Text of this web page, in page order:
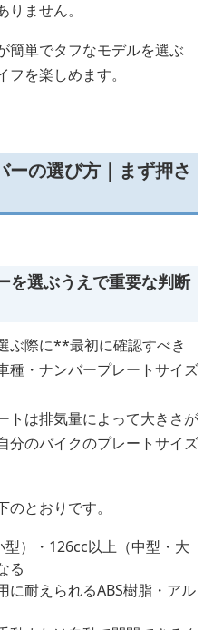
ません。
簡単でタフなモデルを選ぶ
を楽しめます。
ーの選び方｜まず押さ
を選ぶうえで重要な判断
ぶ際に**最初に確認すべき
種・ナンバープレートサイズ
トは排気量によって大きさが
分のバイクのプレートサイズ
とおりです。
）・126cc以上（中型・大
る
に耐えられるABS樹脂・アル